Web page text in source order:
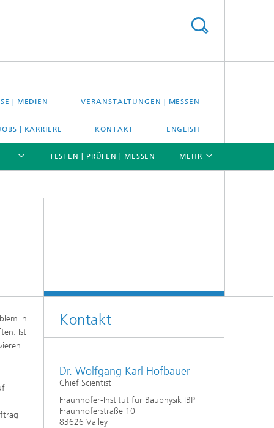
| MEDIEN VERANSTALTUNGEN | MESSEN
| KARRIERE KONTAKT ENGLISH
®
Hygrothermische Systemanalysen
Markttechnische Umsetzung
Aktuelle Forschungsthemen
TESTEN | PRÜFEN | MESSEN MEHR
in
Ist
Kontakt
Dr. Wolfgang Karl Hofbauer
Chief Scientist
Fraunhofer-Institut für Bauphysik IBP
Fraunhoferstraße 10
83626 Valley